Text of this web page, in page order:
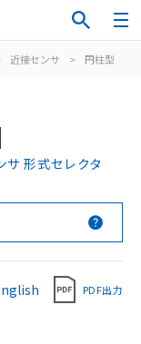
近接センサ > 円柱型
形式セレクタ
PDF出力